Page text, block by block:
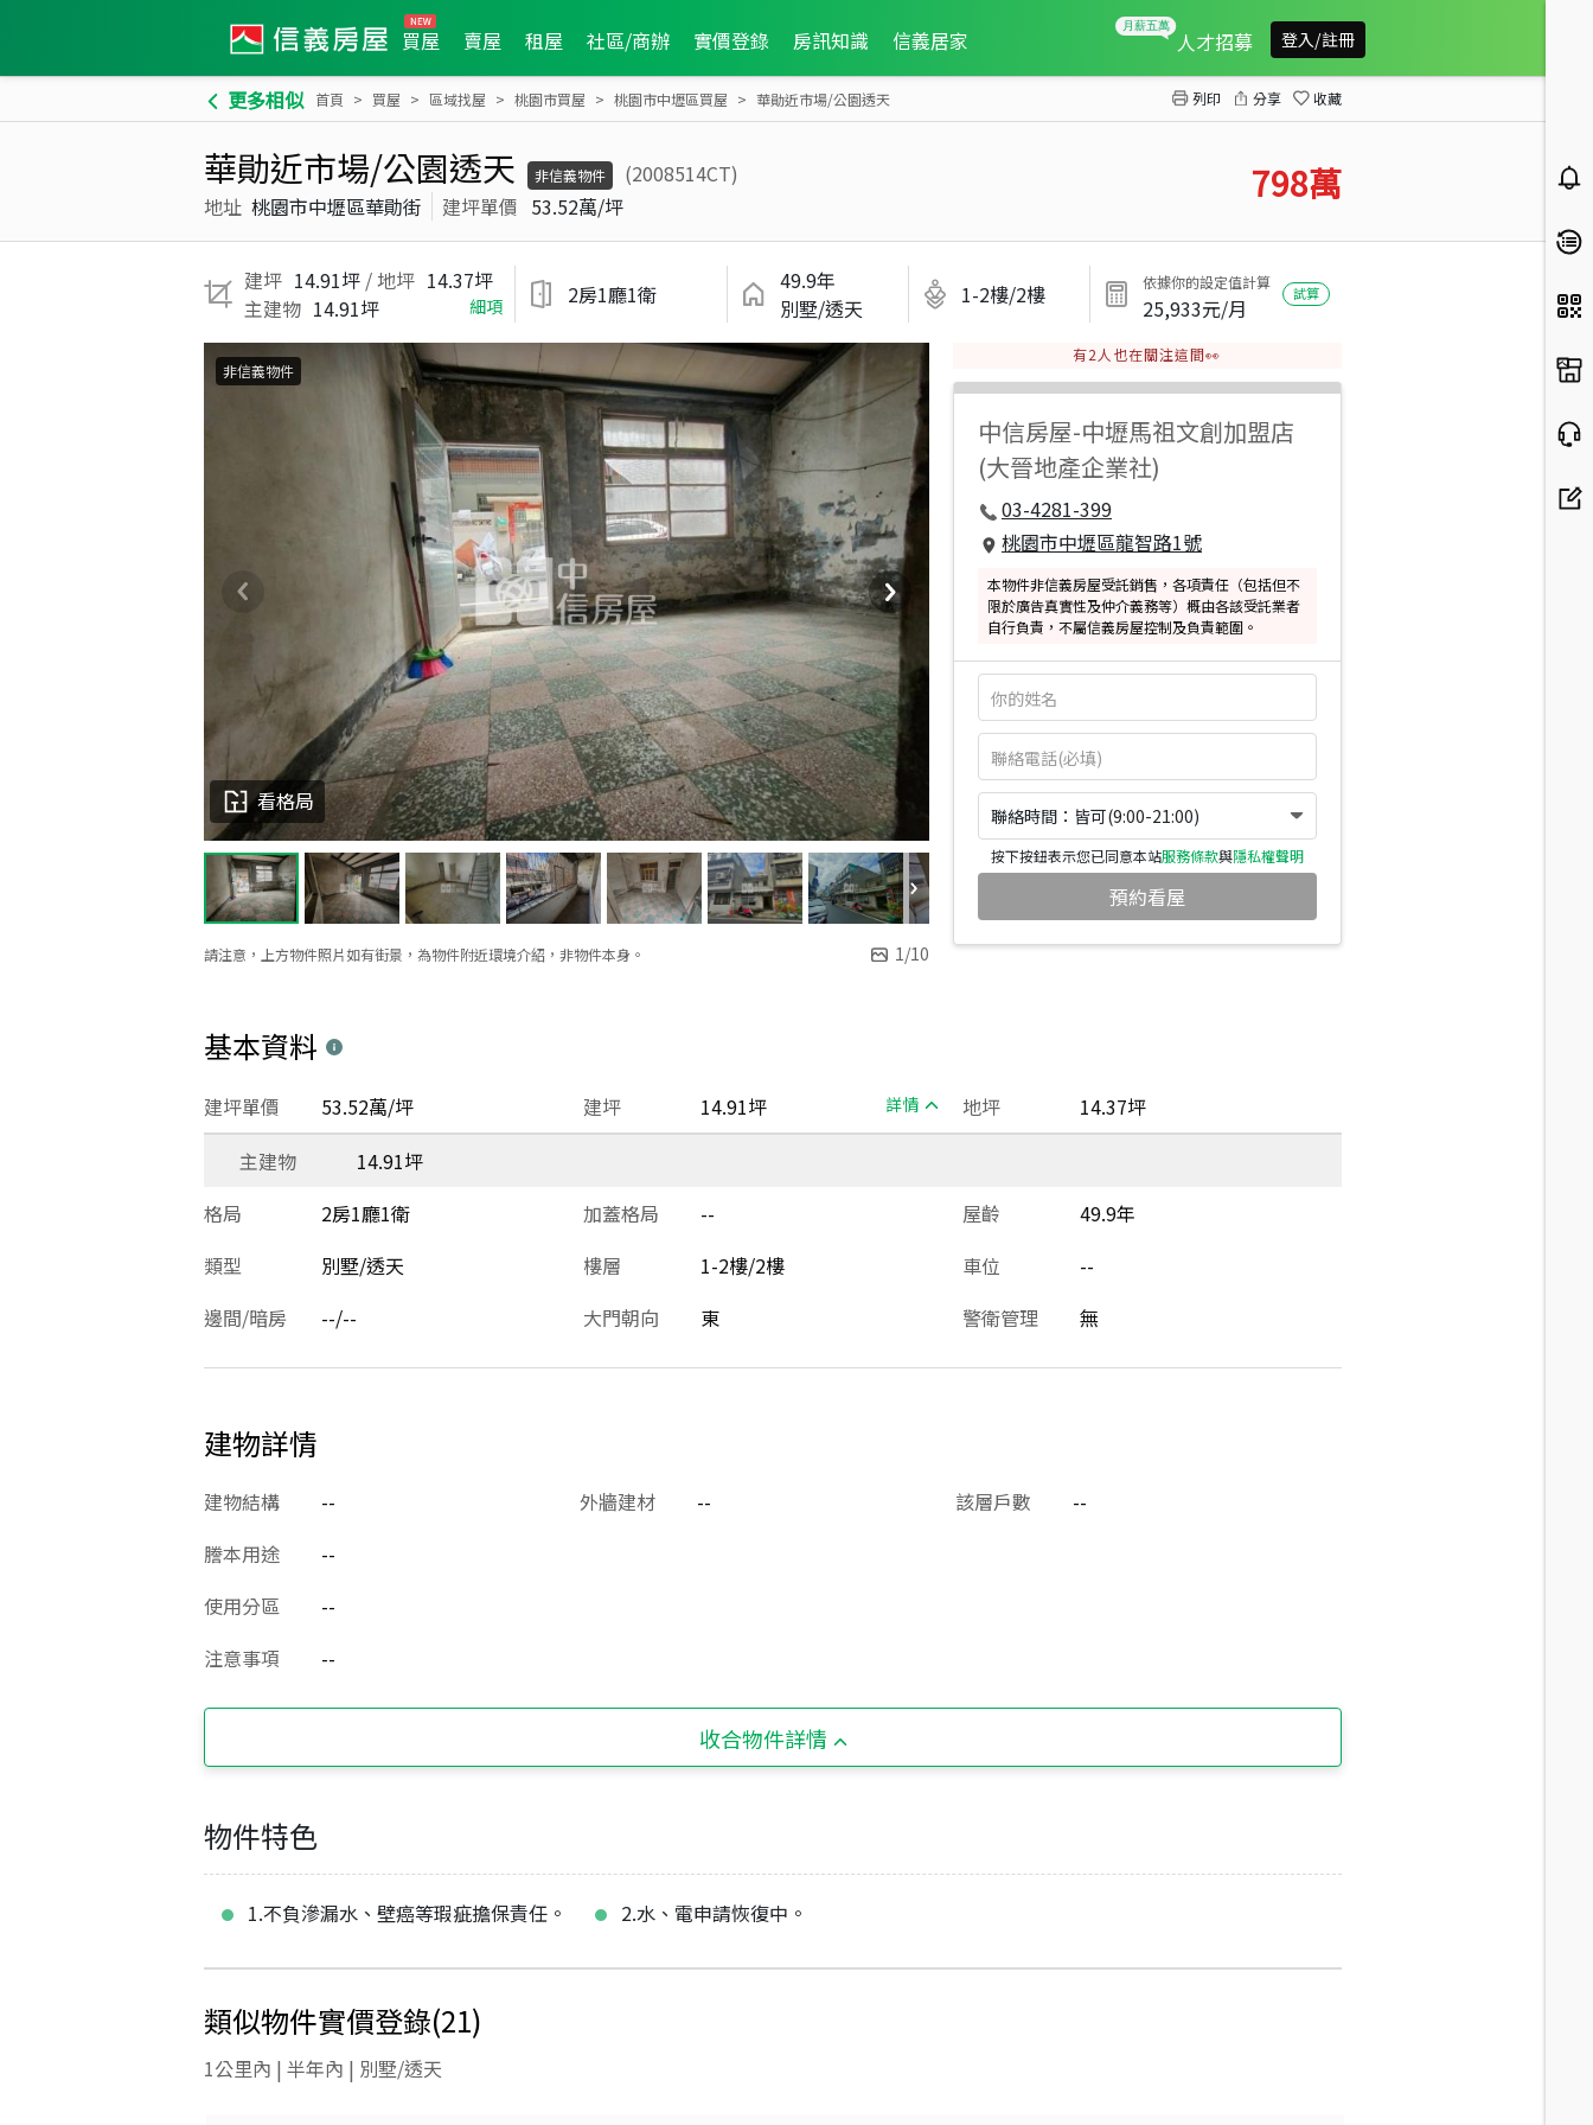
買屋 賣屋 租屋 社區/商辦 實價登錄 房訊知識 信義居家 人才招募 登入/註冊
更多相似 首頁 買屋 區域找屋 桃園市買屋 桃園市中壢區買屋 華勛近市場/公園透天 列印 分享 收藏
華勛近市場/公園透天 非信義物件
(2008514CT)
地址 桃園市中壢區華勛街 建坪單價 53.52萬/坪 798萬
建坪 14.91坪 / 地坪 14.37坪
主建物 14.91坪 細項 2房1廳1衛
49.9年
別墅/透天
1-2樓/2樓 依據你的設定值計算
25,933元/月
試算
請注意，上方物件照片如有街景，為物件附近環境介紹，非物件本身。 1/10
看格局
非信義物件
有2 人也在關注這間👀
中信房屋-中壢馬祖文創加盟店
(大晉地產企業社)
03-4281-399
桃園市中壢區龍智路1號
本物件非信義房屋受託銷售，各項責任（包括但不
限於廣告真實性及仲介義務等）概由各該受託業者
自行負責，不屬信義房屋控制及負責範圍。
聯絡時間：皆可(9:00-21:00)
按下按鈕表示您已同意本站服務條款與隱私權聲明
預約看屋
基本資料
建坪 14.91坪 詳情
建坪單價 53.52萬/坪 地坪
14.37坪
主建物
14.91坪
格局
2房1廳1衛 加蓋格局 -- 屋齡
49.9年
類型
別墅/透天 樓層 1-2樓/2樓 車位
--
邊間/暗房
--/-- 大門朝向 東 警衛管理 無
建物詳情
建物結構 -- 外牆建材 -- 該層戶數
--
謄本用途
--
使用分區
--
注意事項
--
收合物件詳情
物件特色
1.不負滲漏水、壁癌等瑕疵擔保責任。 2.水、電申請恢復中。
類似物件實價登錄(21)
1公里內 | 半年內 | 別墅/透天